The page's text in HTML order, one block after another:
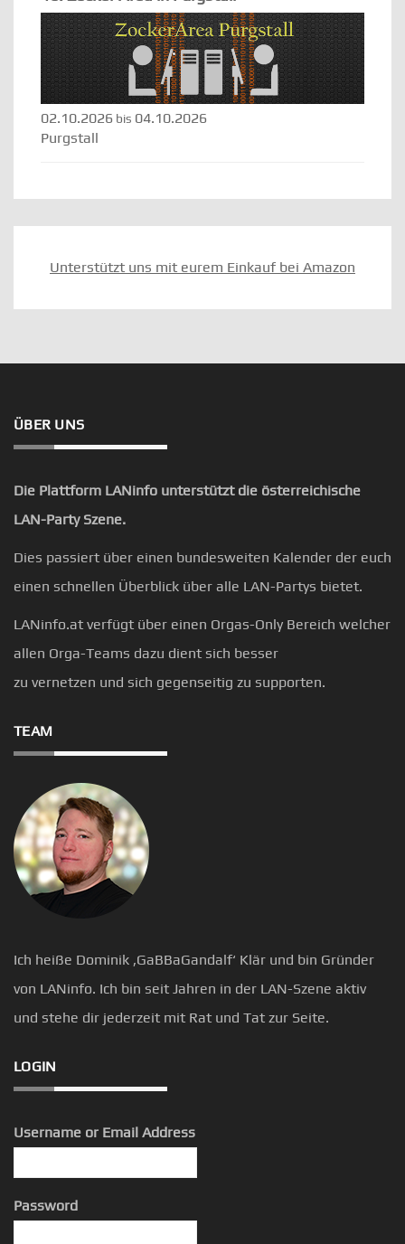
02.10.2026 bis 04.10.2026
Purgstall
Unterstützt uns mit eurem Einkauf bei Amazon
ÜBER UNS
Die Plattform LANinfo unterstützt die österreichische
LAN-Party Szene.
Dies passiert über einen bundesweiten Kalender der euch
einen schnellen Überblick über alle LAN-Partys bietet.
LANinfo.at verfügt über einen Orgas-Only Bereich welcher
allen Orga-Teams dazu dient sich besser
zu vernetzen und sich gegenseitig zu supporten.
TEAM
Ich heiße Dominik ‚GaBBaGandalf‘ Klär und bin Gründer
von LANinfo. Ich bin seit Jahren in der LAN-Szene aktiv
und stehe dir jederzeit mit Rat und Tat zur Seite.
LOGIN
Username or Email Address
Password